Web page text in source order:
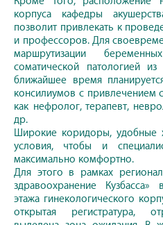
корпуса кафедры
позволит привлекать к
и профессоров. Для
маршрутизации
соматической патологией
ближайшее время
консилиумов с привлечением
как нефролог, терапевт,
др.
Широкие коридоры, удобные
условия, чтобы и
максимально комфортно.
Для этого в рамках
здравоохранение
этажа гинекологического
открытая регистратура,